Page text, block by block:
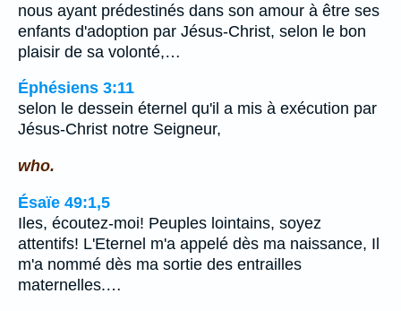
nous ayant prédestinés dans son amour à être ses
enfants d'adoption par Jésus-Christ, selon le bon
plaisir de sa volonté,…
Éphésiens 3:11
selon le dessein éternel qu'il a mis à exécution par
Jésus-Christ notre Seigneur,
who.
Ésaïe 49:1,5
Iles, écoutez-moi! Peuples lointains, soyez
attentifs! L'Eternel m'a appelé dès ma naissance, Il
m'a nommé dès ma sortie des entrailles
maternelles.…